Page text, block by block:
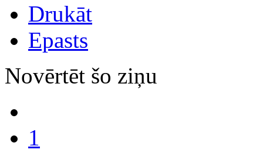
Drukāt
Epasts
Novērtēt šo ziņu
1